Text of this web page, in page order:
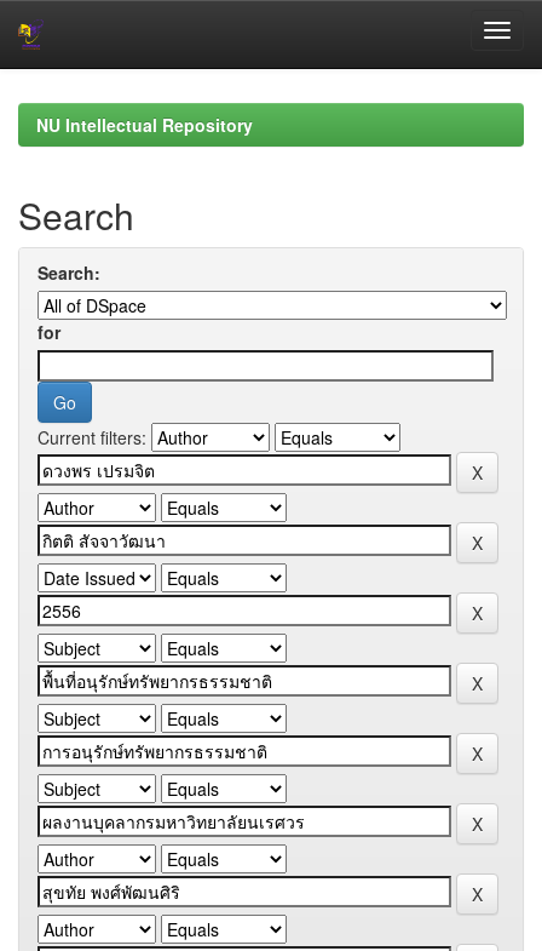
navigationNU Intellectual Repository
Search
Search:
for
Current filters: